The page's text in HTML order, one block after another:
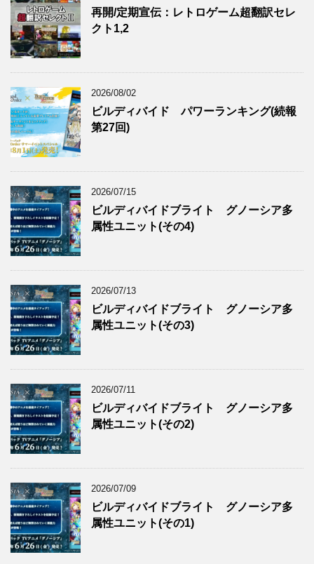
再開/定期宣伝：レトロゲーム超翻訳セレ
クト1,2
2026/08/02
ビルディバイド パワーランキング(続報
第27回)
2026/07/15
ビルディバイドブライト グノーシア多
属性ユニット(その4)
2026/07/13
ビルディバイドブライト グノーシア多
属性ユニット(その3)
2026/07/11
ビルディバイドブライト グノーシア多
属性ユニット(その2)
2026/07/09
ビルディバイドブライト グノーシア多
属性ユニット(その1)